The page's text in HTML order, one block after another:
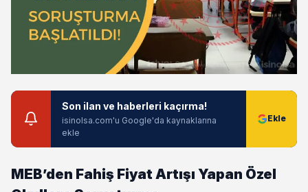
Son ilan ve haberleri kaçırma!
isinolsa.com'u Google'da kaynaklarına
ekle
MEB’den Fahiş Fiyat Artışı Yapan Özel